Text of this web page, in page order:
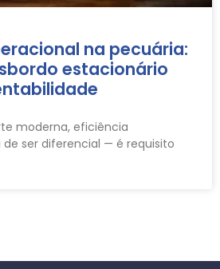
na pecuária:
estacionário
moderna, eficiência
ser diferencial — é requisito